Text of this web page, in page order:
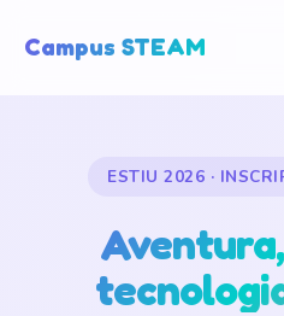
Campus STEAM
ESTIU 2026 ·